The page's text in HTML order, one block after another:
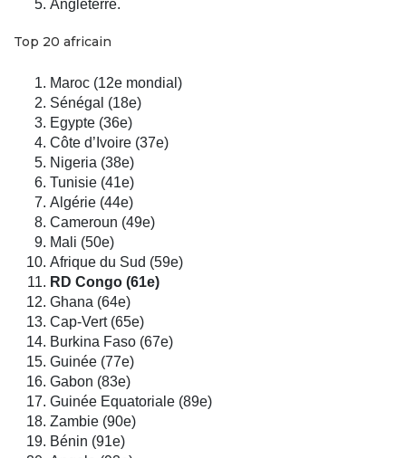
Angleterre.
Top 20 africain
Maroc (12e mondial)
Sénégal (18e)
Egypte (36e)
Côte d’Ivoire (37e)
Nigeria (38e)
Tunisie (41e)
Algérie (44e)
Cameroun (49e)
Mali (50e)
Afrique du Sud (59e)
RD Congo (61e)
Ghana (64e)
Cap-Vert (65e)
Burkina Faso (67e)
Guinée (77e)
Gabon (83e)
Guinée Equatoriale (89e)
Zambie (90e)
Bénin (91e)